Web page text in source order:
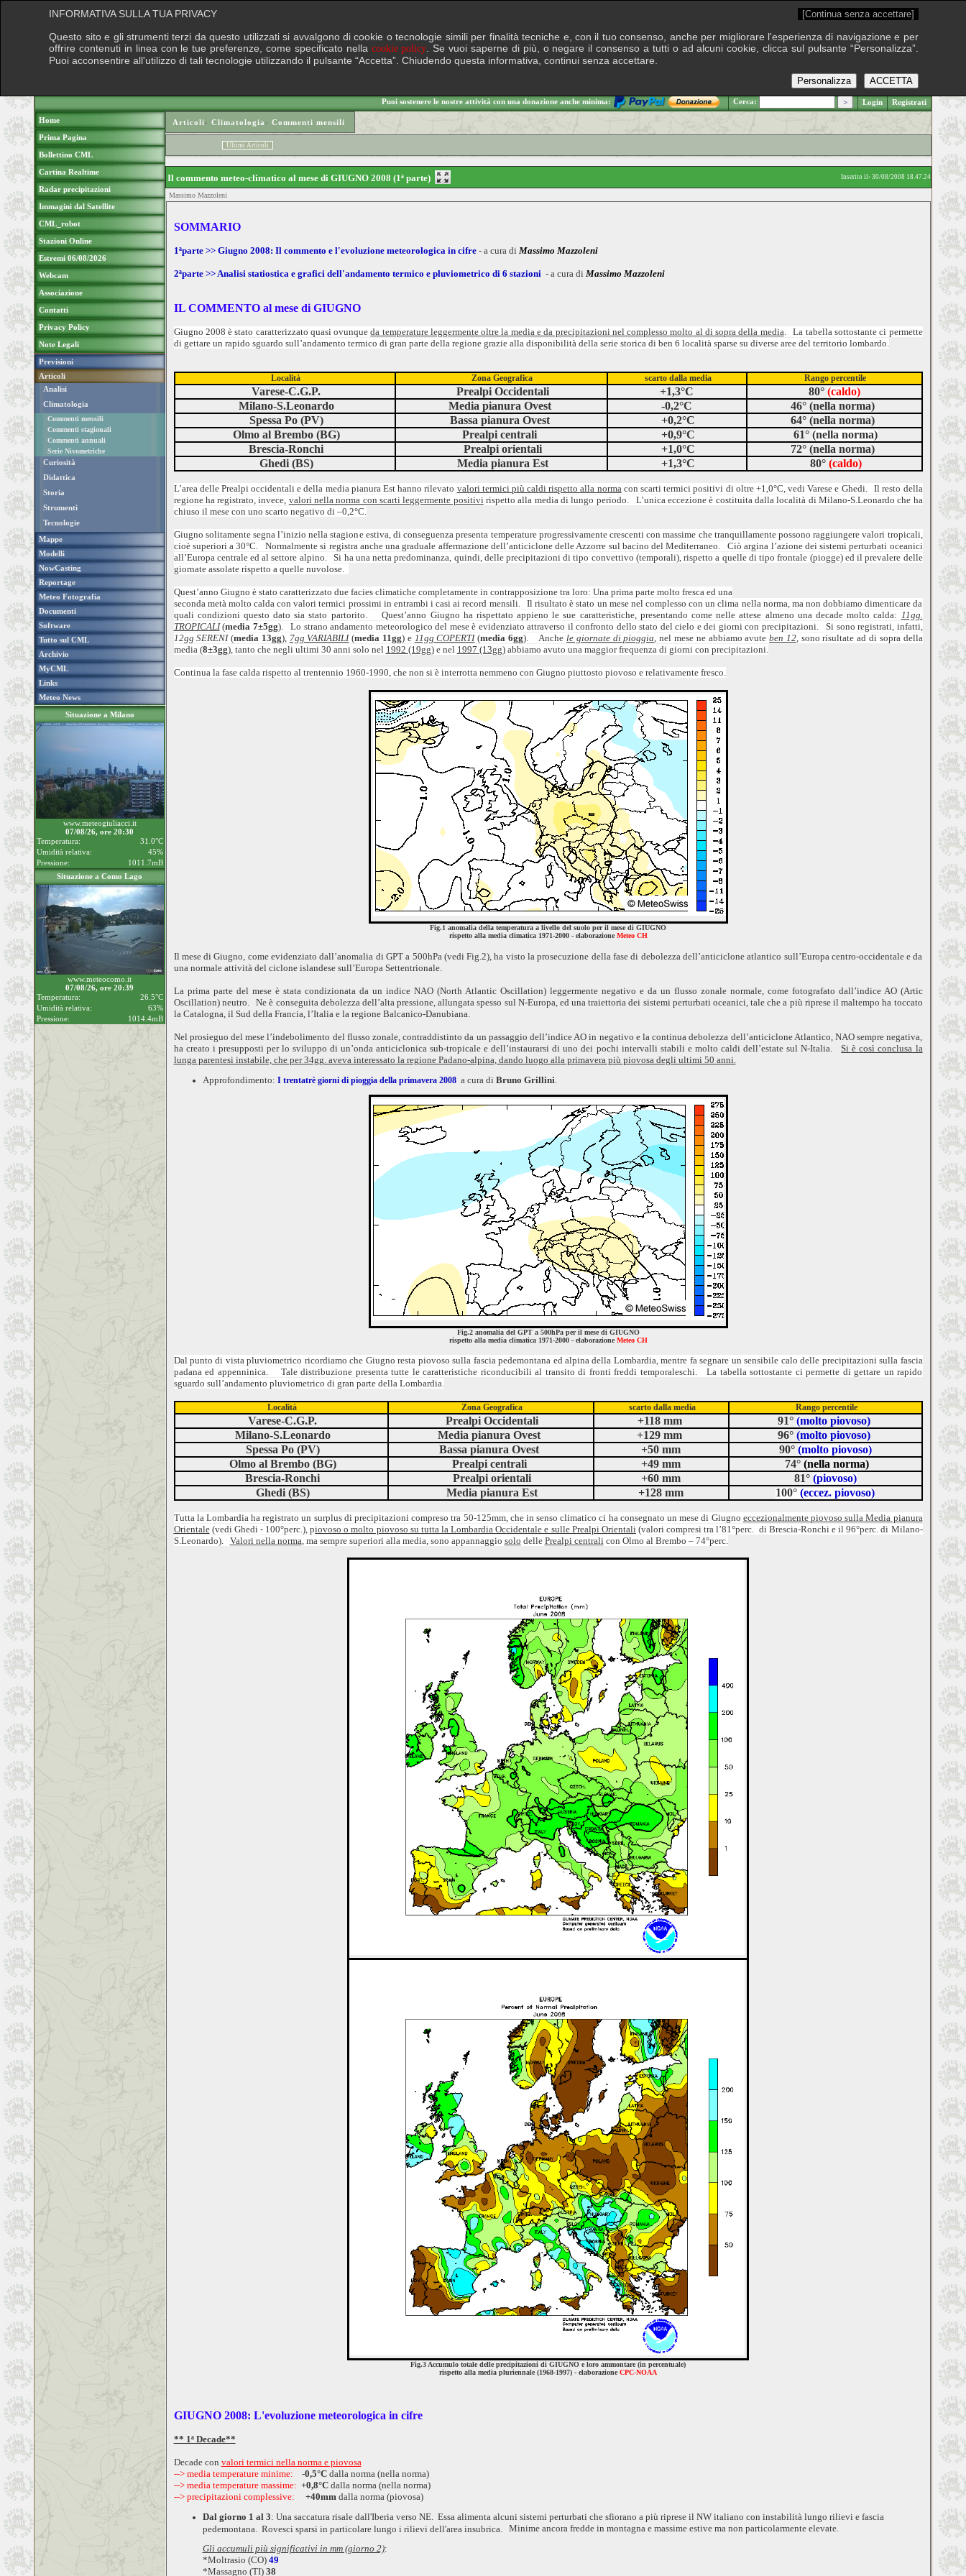
.: Venerdì 7 agosto 2026
Puoi sostenere le nostre attività con una donazione anche minima: Cerca: Login Registrati
Home
Prima Pagina
Bollettino CML
Cartina Realtime
Radar precipitazioni
Immagini dal Satellite
CML_robot
Stazioni Online
Estremi 06/08/2026
Webcam
Associazione
Contatti
Privacy Policy
Note Legali
Previsioni
Articoli
Analisi
Climatologia
Commenti mensili
Commenti stagionali
Commenti annuali
Serie Nivometriche
Curiosità
Didattica
Storia
Strumenti
Tecnologie
Mappe
Modelli
NowCasting
Reportage
Meteo Fotografia
Documenti
Software
Tutto sul CML
Archivio
MyCML
Links
Meteo News
Situazione a Milano
www.meteogiuliacci.it
07/08/26, ore 20:30
Temperatura:
31.0°C
Umidità relativa:
45%
Pressione:
1011.7mB
Situazione a Como Lago
www.meteocomo.it
07/08/26, ore 20:39
Temperatura:
26.5°C
Umidità relativa:
63%
Pressione:
1014.4mB
Articoli› Climatologia › Commenti mensili
Ultimi Articoli
Il commento meteo-climatico al mese di GIUGNO 2008 (1ª parte) Inserito il› 30/08/2008 18.47.24
Massimo Mazzoleni
SOMMARIO
1ªparte >> Giugno 2008: Il commento e l'evoluzione meteorologica in cifre- a cura di Massimo Mazzoleni
2ªparte >> Analisi statiostica e grafici dell'andamento termico e pluviometrico di 6 stazioni - a cura di Massimo Mazzoleni
IL COMMENTO al mese di GIUGNO
Giugno 2008 è stato caratterizzato quasi ovunqueda temperature leggermente oltre la media e da precipitazioni nel complesso molto al di sopra della media. La tabella sottostante ci permette
di gettare un rapido sguardo sull’andamento termico di gran parte della regione grazie alla disponibilità della serie storica di ben 6 località sparse su diverse aree del territorio lombardo.
Località Zona Geografica scarto dalla media Rango percentile
Varese-C.G.P. Prealpi Occidentali +1,3°C 80° (caldo)
Milano-S.Leonardo
Media pianura Ovest -0,2°C
46° (nella norma)
Spessa Po (PV)
Bassa pianura Ovest +0,2°C
64° (nella norma)
Olmo al Brembo (BG)
Prealpi centrali +0,9°C 61° (nella norma)
Brescia-Ronchi
Prealpi orientali +1,0°C
72° (nella norma)
Ghedi (BS)
Media pianura Est +1,3°C 80° (caldo)
L’area delle Prealpi occidentali e della media pianura Est hanno rilevato valori termici più caldi rispetto alla normacon scarti termici positivi di oltre +1,0°C, vedi Varese e Ghedi. Il resto della
regione ha registrato, invece, valori nella norma con scarti leggermente positivirispetto alla media di lungo periodo. L’unica eccezione è costituita dalla località di Milano-S.Leonardo che ha
chiuso il mese con uno scarto negativo di –0,2°C.
Giugno solitamente segna l’inizio nella stagione estiva, di conseguenza presenta temperature progressivamente crescenti con massime che tranquillamente possono raggiungere valori tropicali,
cioè superiori a 30°C. Normalmente si registra anche una graduale affermazione dell’anticiclone delle Azzorre sul bacino del Mediterraneo. Ciò argina l’azione dei sistemi perturbati oceanici
all’Europa centrale ed al settore alpino. Si ha una netta predominanza, quindi, delle precipitazioni di tipo convettivo (temporali), rispetto a quelle di tipo frontale (piogge) ed il prevalere delle
giornate assolate rispetto a quelle nuvolose.
Quest’anno Giugno è stato caratterizzato due facies climatiche completamente in contrapposizione tra loro: Una prima parte molto fresca ed una
seconda metà molto calda con valori termici prossimi in entrambi i casi ai record mensili. Il risultato è stato un mese nel complesso con un clima nella norma, ma non dobbiamo dimenticare da
quali condizioni questo dato sia stato partorito. Quest’anno Giugno ha rispettato appieno le sue caratteristiche, presentando come nelle attese almeno una decade molto calda: 11gg.
TROPICALI(media 7±5gg). Lo strano andamento meteorologico del mese è evidenziato attraverso il confronto dello stato del cielo e dei giorni con precipitazioni. Si sono registrati, infatti,
12gg SERENI(media 13gg), 7gg VARIABILI(media 11gg) e 11gg COPERTI(media 6gg). Anche le giornate di pioggia, nel mese ne abbiamo avuteben 12, sono risultate ad di sopra della
media (8±3gg), tanto che negli ultimi 30 anni solo nel 1992 (19gg)e nel 1997 (13gg)abbiamo avuto una maggior frequenza di giorni con precipitazioni.
Continua la fase calda rispetto al trentennio 1960-1990, che non si è interrotta nemmeno con Giugno piuttosto piovoso e relativamente fresco.
Fig.1 anomalia della temperatura a livello del suolo per il mese di GIUGNO
rispetto alla media climatica 1971-2000 - elaborazione Meteo CH
Il mese di Giugno, come evidenziato dall’anomalia di GPT a 500hPa (vedi Fig.2), ha visto la prosecuzione della fase di debolezza dell’anticiclone atlantico sull’Europa centro-occidentale e da
una normale attività del ciclone islandese sull’Europa Settentrionale.
La prima parte del mese è stata condizionata da un indice NAO (North Atlantic Oscillation) leggermente negativo e da un flusso zonale normale, come fotografato dall’indice AO (Artic
Oscillation) neutro. Ne è conseguita debolezza dell’alta pressione, allungata spesso sul N-Europa, ed una traiettoria dei sistemi perturbati oceanici, tale che a più riprese il maltempo ha toccato
la Catalogna, il Sud della Francia, l’Italia e la regione Balcanico-Danubiana.
Nel prosieguo del mese l’indebolimento del flusso zonale, contraddistinto da un passaggio dell’indice AO in negativo e la continua debolezza dell’anticiclone Atlantico, NAO sempre negativa,
ha creato i presupposti per lo sviluppo di un’onda anticiclonica sub-tropicale e dell’instaurarsi di uno dei pochi intervalli stabili e molto caldi dell’estate sul N-Italia.Si è così conclusa la
lunga parentesi instabile, che per 34gg. aveva interessato la regione Padano-alpina, dando luogo alla primavera più piovosa degli ultimi 50 anni.
Approfondimento: I trentatrè giorni di pioggia della primavera 2008 a cura di Bruno Grillini.
Fig.2 anomalia del GPT a 500hPa per il mese di GIUGNO
rispetto alla media climatica 1971-2000 - elaborazione Meteo CH
Dal punto di vista pluviometrico ricordiamo che Giugno resta piovoso sulla fascia pedemontana ed alpina della Lombardia, mentre fa segnare un sensibile calo delle precipitazioni sulla fascia
padana ed appenninica. Tale distribuzione presenta tutte le caratteristiche riconducibili al transito di fronti freddi temporaleschi. La tabella sottostante ci permette di gettare un rapido
sguardo sull’andamento pluviometrico di gran parte della Lombardia.
Località Zona Geografica scarto dalla media Rango percentile
Varese-C.G.P. Prealpi Occidentali +118 mm 91° (molto piovoso)
Milano-S.Leonardo
Media pianura Ovest +129 mm 96° (molto piovoso)
Spessa Po (PV)
Bassa pianura Ovest +50 mm 90° (molto piovoso)
Olmo al Brembo (BG)
Prealpi centrali +49 mm 74° (nella norma)
Brescia-Ronchi
Prealpi orientali +60 mm 81° (piovoso)
Ghedi (BS)
Media pianura Est +128 mm 100° (eccez. piovoso)
Tutta la Lombardia ha registrato un surplus di precipitazioni compreso tra 50-125mm, che in senso climatico ci ha consegnato un mese di Giugno eccezionalmente piovoso sulla Media pianura
Orientale(vedi Ghedi - 100°perc.), piovoso o molto piovoso su tutta la Lombardia Occidentale e sulle Prealpi Orientali(valori compresi tra l’81°perc. di Brescia-Ronchi e il 96°perc. di Milano-
S.Leonardo). Valori nella norma, ma sempre superiori alla media, sono appannaggio solo delle Prealpi centralicon Olmo al Brembo – 74°perc.
Fig.3 Accumulo totale delle precipitazioni di GIUGNO e loro ammontare (in percentuale)
rispetto alla media pluriennale (1968-1997) - elaborazione CPC-NOAA
GIUGNO 2008: L'evoluzione meteorologica in cifre
** 1ª Decade**
Decade con valori termici nella norma e piovosa
--> media temperature minime:
-0,5°Cdalla norma (nella norma)
--> media temperature massime: +0,8°Cdalla norma (nella norma)
--> precipitazioni complessive:
+40mmdalla norma (piovosa)
Dal giorno 1 al 3: Una saccatura risale dall'Iberia verso NE. Essa alimenta alcuni sistemi perturbati che sfiorano a più riprese il NW italiano con instabilità lungo rilievi e fascia
pedemontana. Rovesci sparsi in particolare lungo i rilievi dell'area insubrica. Minime ancora fredde in montagna e massime estive ma non particolarmente elevate.
Gli accumuli più significativi in mm (giorno 2):
*Moltrasio (CO) 49
*Massagno (TI) 38
INFORMATIVA SULLA TUA PRIVACY [Continua senza accettare]
Questo sito e gli strumenti terzi da questo utilizzati si avvalgono di cookie o tecnologie simili per finalità tecniche e, con il tuo consenso, anche per migliorare l'esperienza di navigazione e per
offrire contenuti in linea con le tue preferenze, come specificato nella cookie policy . Se vuoi saperne di più, o negare il consenso a tutti o ad alcuni cookie, clicca sul pulsante “Personalizza”.
Puoi acconsentire all'utilizzo di tali tecnologie utilizzando il pulsante “Accetta”. Chiudendo questa informativa, continui senza accettare.
ACCETTA
Personalizza